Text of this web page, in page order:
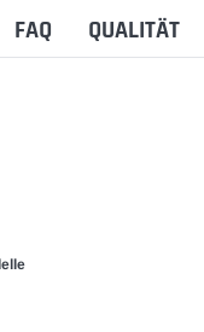
FAQ QUALITÄT